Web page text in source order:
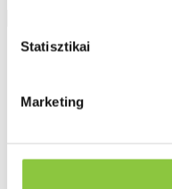
Statisztikai
Marketing